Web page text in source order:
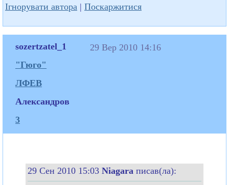
Ігнорувати автора | Поскаржитися
sozertzatel_1
"Гюго"
ЛФЕВ
Александров
3
29 Вер 2010 14:16
29 Сен 2010 15:03 Niagara писав(ла):